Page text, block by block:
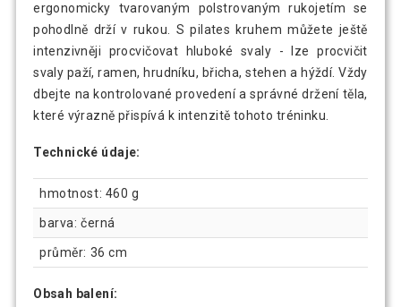
ergonomicky tvarovaným polstrovaným rukojetím se
pohodlně drží v rukou. S pilates kruhem můžete ještě
intenzivněji procvičovat hluboké svaly - lze procvičit
svaly paží, ramen, hrudníku, břicha, stehen a hýždí. Vždy
dbejte na kontrolované provedení a správné držení těla,
které výrazně přispívá k intenzitě tohoto tréninku.
Technické údaje:
hmotnost: 460 g
barva: černá
průměr: 36 cm
Obsah balení: